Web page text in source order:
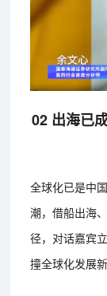
02 出海已
全球化已是中
潮，借船出海
径，对话嘉宾
撞全球化发展新